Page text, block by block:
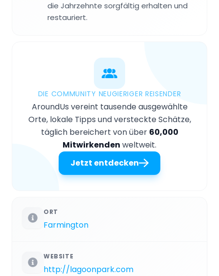
die Jahrzehnte sorgfältig erhalten und
restauriert.
DIE COMMUNITY NEUGIERIGER REISENDER
AroundUs vereint tausende ausgewählte
Orte, lokale Tipps und versteckte Schätze,
täglich bereichert von über 60,000
Mitwirkenden weltweit.
Jetzt entdecken
ORT
Farmington
WEBSITE
http://lagoonpark.com